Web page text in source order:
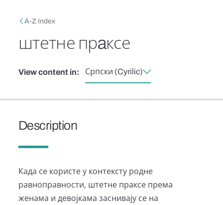
Breadcrumb
A-Z Index
штетне прaксе
View content in: Српски (Cyrilic)
Description
Када се користе у контексту родне
равноправности, штетне праксе према
женама и девојкама заснивају се на